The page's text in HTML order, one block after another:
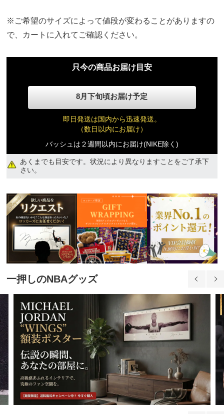
※ご希望のサイズによって値段が変わることがありますの
で、カートに入れてご確認ください。
只今の商品お届け目安
8月下旬頃お届け予定
即日発送は国内から迅速発送。
（数日以内にお届け）
バッシュは２週間以内にお届け(NIKE除く)
あくまでも目安です。状況により異なりますことをご了承下
さい。
一押しのNBAグッズ
30,400円(税込)